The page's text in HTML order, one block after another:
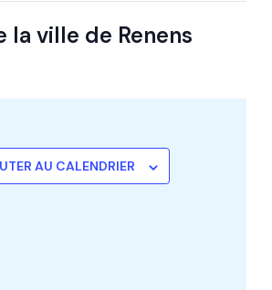
la ville de Renens
AU CALENDRIER